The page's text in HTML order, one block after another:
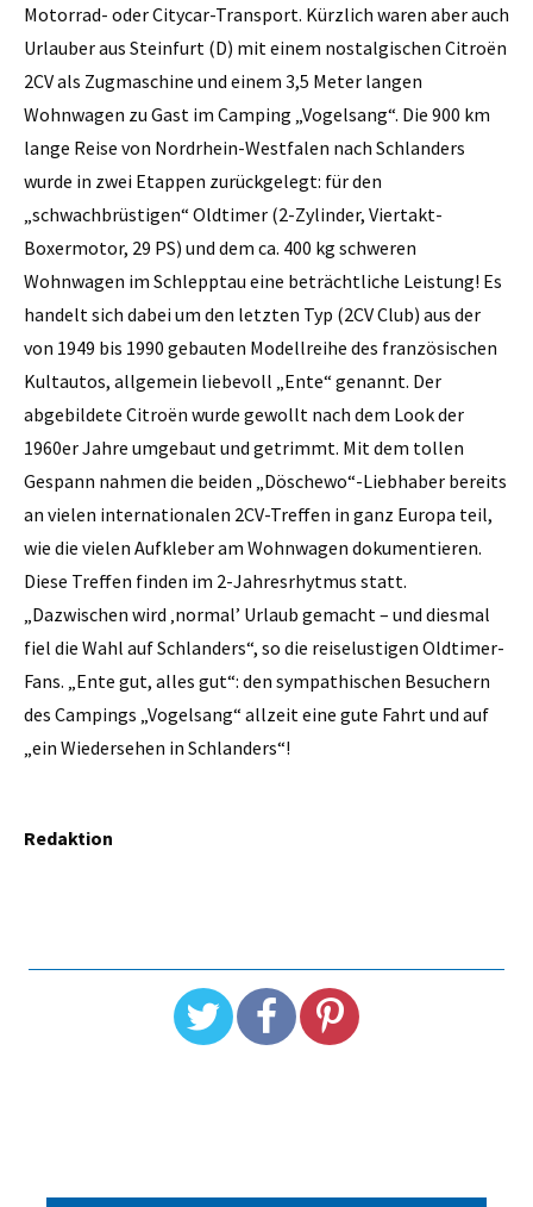
Motorrad- oder Citycar-Transport. Kürzlich waren aber auch
Urlauber aus Steinfurt (D) mit einem nostalgischen Citroën
2CV als Zugmaschine und einem 3,5 Meter langen
Wohnwagen zu Gast im Camping „Vogelsang“. Die 900 km
lange Reise von Nordrhein-Westfalen nach Schlanders
wurde in zwei Etappen zurückgelegt: für den
„schwachbrüstigen“ Oldtimer (2-Zylinder, Viertakt-
Boxermotor, 29 PS) und dem ca. 400 kg schweren
Wohnwagen im Schlepptau eine beträchtliche Leistung! Es
handelt sich dabei um den letzten Typ (2CV Club) aus der
von 1949 bis 1990 gebauten Modellreihe des französischen
Kultautos, allgemein liebevoll „Ente“ genannt. Der
abgebildete Citroën wurde gewollt nach dem Look der
1960er Jahre umgebaut und getrimmt. Mit dem tollen
Gespann nahmen die beiden „Döschewo“-Liebhaber bereits
an vielen internationalen 2CV-Treffen in ganz Europa teil,
wie die vielen Aufkleber am Wohnwagen dokumentieren.
Diese Treffen finden im 2-Jahresrhytmus statt.
„Dazwischen wird ‚normal’ Urlaub gemacht – und diesmal
fiel die Wahl auf Schlanders“, so die reiselustigen Oldtimer-
Fans. „Ente gut, alles gut“: den sympathischen Besuchern
des Campings „Vogelsang“ allzeit eine gute Fahrt und auf
„ein Wiedersehen in Schlanders“!
Redaktion